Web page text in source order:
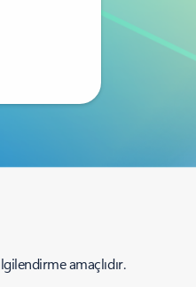
amaçlıdır.